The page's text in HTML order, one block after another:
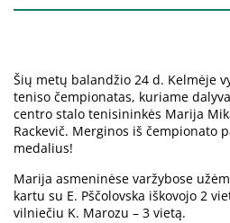
Šių metų balandžio 24 d. Kelmėje
teniso čempionatas, kuriame
centro stalo tenisininkės Marija
Rackevič. Merginos iš čempionato
medalius!
Marija asmeninėse varžybose
kartu su E. Pščolovska iškovojo 2
vilniečiu K. Marozu – 3 vietą.